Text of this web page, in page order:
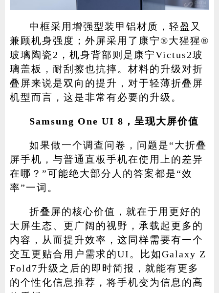
中框采用增强型装甲铝材质，轻盈又
兼顾机身强度；外屏采用了康宁®大猩猩®
玻璃陶瓷2，机身背部则是康宁Victus2玻
璃盖板，耐刮擦也抗摔。材料的升级对折
叠屏来说是双向的提升，对于轻薄折叠屏
机型而言，这是非常有必要的升级。
Samsung One UI 8，呈现大屏价值
如果做一个调查问卷，问题是“大折叠
屏手机，与普通直板手机在使用上的差异
在哪？”可能绝大部分人的答案都是“效
率”一词。
折叠屏的核心价值，就在于用更好的
大屏生态、更广阔的视野，承载起更多的
内容，从而提升效率，这同样需要有一个
交互更贴合用户需求的UI。比如Galaxy Z
Fold7升级之后的即时简报，就能有更多
的个性化信息推荐，将手机变为信息的高